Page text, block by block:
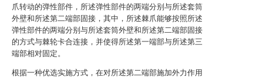
爪转动的弹性部件，所述弹性部件的两端分别与所述套筒
外壁和所述第二端部固接，其中，所述棘爪能够按照所述
弹性部件的两端分别与所述套筒外壁和所述第二端部固接
的方式与棘轮卡合连接，并使得所述第一端部与所述第三
端部相对固定。
根据一种优选实施方式，在对所述第二端部施加外力作用